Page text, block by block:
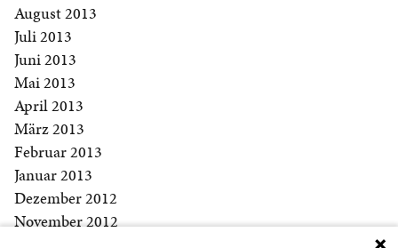
August 2013
Juli 2013
Juni 2013
Mai 2013
April 2013
März 2013
Februar 2013
Januar 2013
Dezember 2012
November 2012